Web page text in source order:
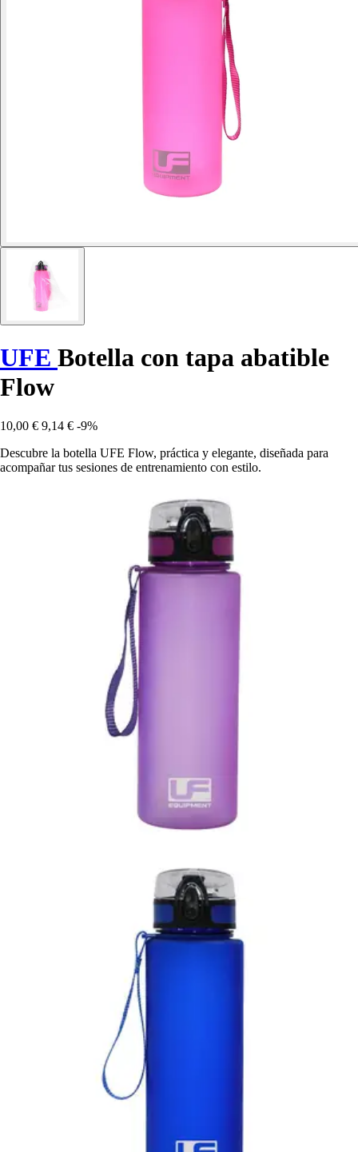
UFE Botella con tapa abatible
Flow
10,00 € 9,14 € -9%
Descubre la botella UFE Flow, práctica y elegante, diseñada para
acompañar tus sesiones de entrenamiento con estilo.